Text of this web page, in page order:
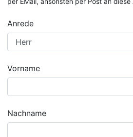
Anrede
Vorname
Nachname